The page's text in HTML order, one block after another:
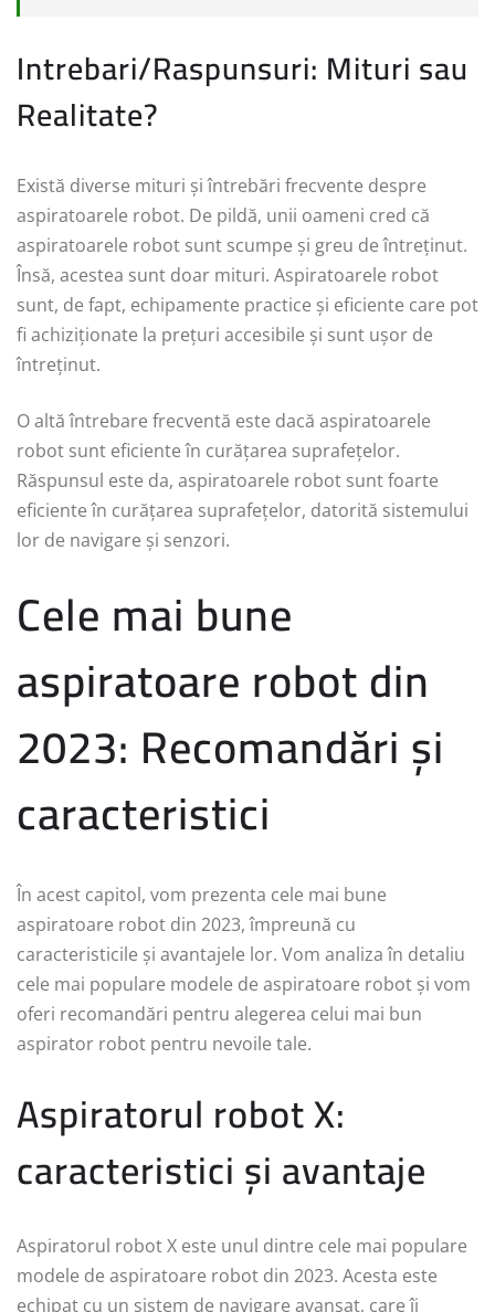
Intrebari/Raspunsuri: Mituri sau
Realitate?
Există diverse mituri și întrebări frecvente despre
aspiratoarele robot. De pildă, unii oameni cred că
aspiratoarele robot sunt scumpe și greu de întreținut.
Însă, acestea sunt doar mituri. Aspiratoarele robot
sunt, de fapt, echipamente practice și eficiente care pot
fi achiziționate la prețuri accesibile și sunt ușor de
întreținut.
O altă întrebare frecventă este dacă aspiratoarele
robot sunt eficiente în curățarea suprafețelor.
Răspunsul este da, aspiratoarele robot sunt foarte
eficiente în curățarea suprafețelor, datorită sistemului
lor de navigare și senzori.
Cele mai bune
aspiratoare robot din
2023: Recomandări și
caracteristici
În acest capitol, vom prezenta cele mai bune
aspiratoare robot din 2023, împreună cu
caracteristicile și avantajele lor. Vom analiza în detaliu
cele mai populare modele de aspiratoare robot și vom
oferi recomandări pentru alegerea celui mai bun
aspirator robot pentru nevoile tale.
Aspiratorul robot X:
caracteristici și avantaje
Aspiratorul robot X este unul dintre cele mai populare
modele de aspiratoare robot din 2023. Acesta este
echipat cu un sistem de navigare avansat, care îi